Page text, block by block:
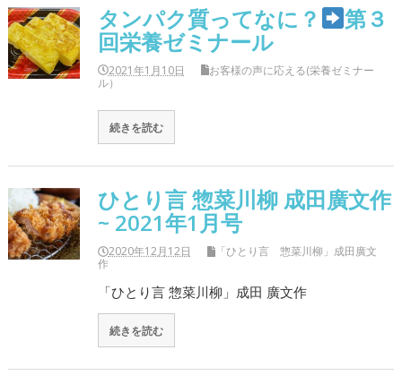
タンパク質ってなに？ 第３
回栄養ゼミナール
2021年1月10日
お客様の声に応える(栄養ゼミナー
ル）
続きを読む
ひとり言 惣菜川柳 成田廣文作
~ 2021年1月号
2020年12月12日
「ひとり言 惣菜川柳」成田廣文
作
「ひとり言 惣菜川柳」成田 廣文作
続きを読む